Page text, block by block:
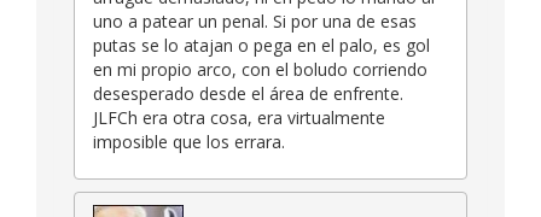
uno a patear un penal. Si por una de esas
putas se lo atajan o pega en el palo, es gol
en mi propio arco, con el boludo corriendo
desesperado desde el área de enfrente.
JLFCh era otra cosa, era virtualmente
imposible que los errara.